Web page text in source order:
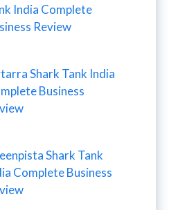
India Complete
Review
Shark Tank India
Business
Shark Tank
Complete Business